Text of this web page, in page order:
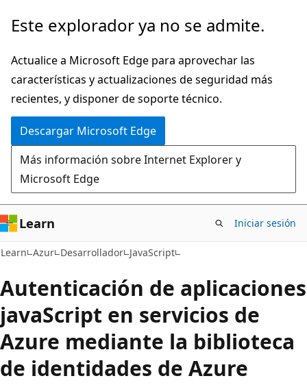
Ir
contenido
principal
Este explorador ya no se admite.
Actualice a Microsoft Edge para aprovechar las
características y actualizaciones de seguridad más
recientes, y disponer de soporte técnico.
Descargar Microsoft Edge
Más información sobre Internet Explorer y
Microsoft Edge
Learn Iniciar sesión
Learn Azur Desarrollador JavaScript
Autenticación de aplicaciones
javaScript en servicios de
Azure mediante la biblioteca
de identidades de Azure